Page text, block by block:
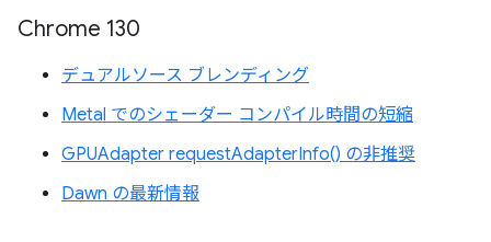
Chrome 130
デュアルソース ブレンディング
Metal でのシェーダー コンパイル時間の短縮
GPUAdapter requestAdapterInfo() の非推奨
Dawn の最新情報